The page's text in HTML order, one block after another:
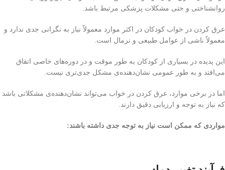
روانشناختی و حتی مشکلات پزشکی مرتبط باشد.
عرق کردن در خواب کودکان در اکثر موارد معمولاً نیاز به نگرانی جدی ندارد و
معمولاً ناشی از عوامل طبیعی و نرمال است.
این پدیده در بسیاری از کودکان به طور موقت و در دوره‌های خاصی اتفاق
می‌افتد و به طور عمومی نشان‌دهنده‌ی مشکل جدی‌تری نیست.
اما در برخی موارد، عرق کردن در خواب می‌تواند نشان‌دهنده‌ی مشکلاتی باشد
که نیاز به توجه و ارزیابی دقیق دارند.
مواردی که ممکن است نیاز به توجه جدی داشته باشند: